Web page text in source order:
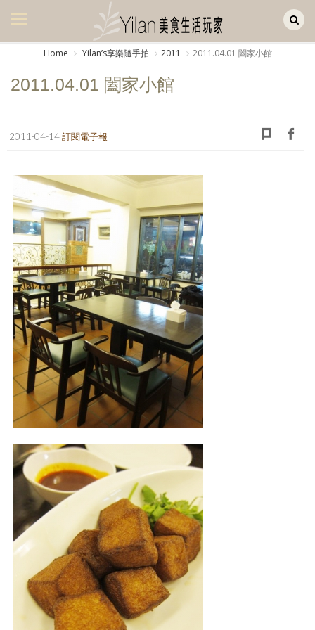
美食集
生活風
書房集
日記簿
餐桌週記
享樂隨手拍
照相簿
影音區
創意出版服務
歷史區
關於Yilan
個人著作
活動實況記錄
媒體報導一覽
合作與代言
訂閱電子報
Home Yilanʼs享樂隨手拍 2011 2011.04.01 闔家小館
2011.04.01 闔家小館
2011-04-14訂閱電子報